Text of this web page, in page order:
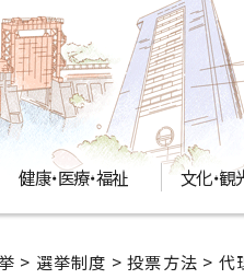
健康・医療・福祉 文化・観
> 選挙制度 >投票方法 > 代